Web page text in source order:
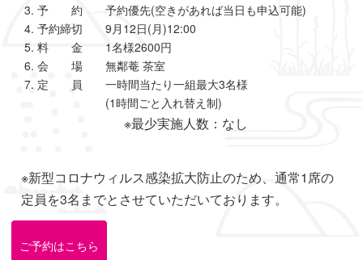
予 約 予約優先(空きがあれば当日も申込可能)
予約締切 9月12日(月)12:00
料 金 1名様2600円
会 場 無鄰菴 茶室
定 員 一時間当たり一組最大3名様
(1時間ごと入れ替え制)
※最少実施人数：なし
※新型コロナウィルス感染拡大防止のため、通常1席の
定員を3名までとさせていただいております。
ご予約はこちら